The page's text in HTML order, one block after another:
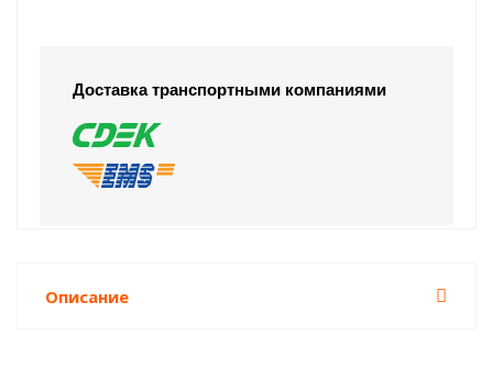
Доставка транспортными компаниями
Описание